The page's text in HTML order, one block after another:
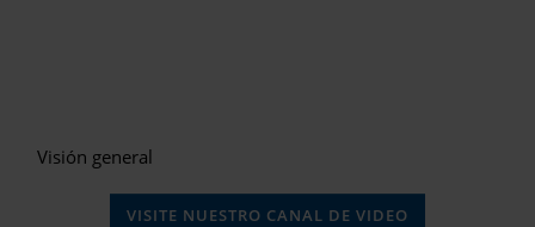
Visión general
VISITE NUESTRO CANAL DE VIDEO